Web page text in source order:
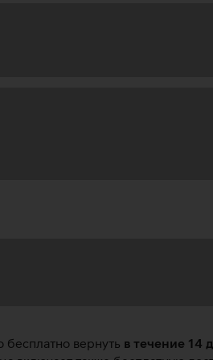
вернуть в течение 14